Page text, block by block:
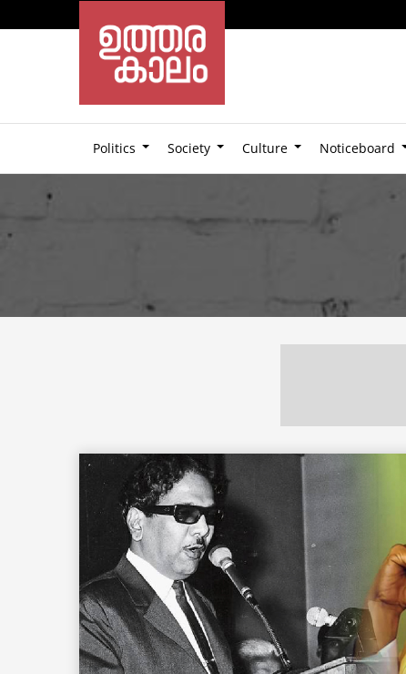
Politics Society Culture Noticeboard